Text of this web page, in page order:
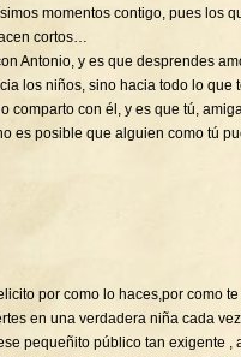
momentos contigo, pues los
cortos…
Antonio, y es que desprendes
los niños, sino hacia todo lo que
comparto con él, y es que tú,
es posible que alguien como tú
por como lo haces,por como
en una verdadera niña cada vez
pequeñito público tan exigente ,